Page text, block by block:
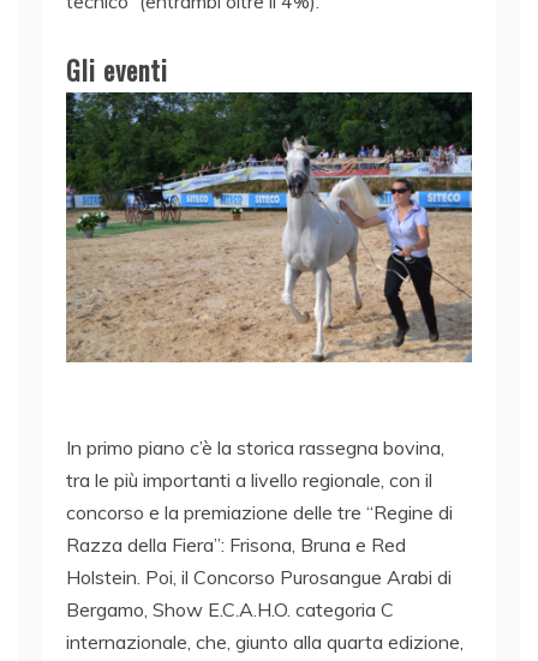
Gli eventi
In primo piano c’è la storica rassegna bovina,
tra le più importanti a livello regionale, con il
concorso e la premiazione delle tre “Regine di
Razza della Fiera”: Frisona, Bruna e Red
Holstein. Poi, il Concorso Purosangue Arabi di
Bergamo, Show E.C.A.H.O. categoria C
internazionale, che, giunto alla quarta edizione,